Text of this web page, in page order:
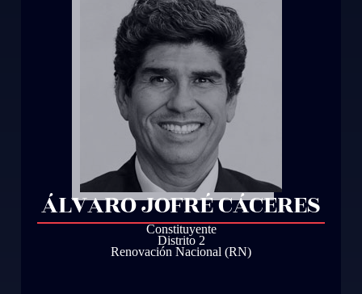
ÁLVARO JOFRÉ CÁCERES
Constituyente
Distrito 2
Renovación Nacional (RN)